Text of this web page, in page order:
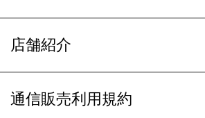
店舗紹介
通信販売利用規約